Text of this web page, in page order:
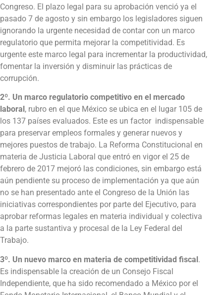
Congreso. El plazo legal para su aprobación venció ya el
pasado 7 de agosto y sin embargo los legisladores siguen
ignorando la urgente necesidad de contar con un marco
regulatorio que permita mejorar la competitividad. Es
urgente este marco legal para incrementar la productividad,
fomentar la inversión y disminuir las prácticas de
corrupción.
2º. Un marco regulatorio competitivo en el mercado
laboral , rubro en el que México se ubica en el lugar 105 de
los 137 países evaluados. Este es un factor indispensable
para preservar empleos formales y generar nuevos y
mejores puestos de trabajo. La Reforma Constitucional en
materia de Justicia Laboral que entró en vigor el 25 de
febrero de 2017 mejoró las condiciones, sin embargo está
aún pendiente su proceso de implementación ya que aún
no se han presentado ante el Congreso de la Unión las
iniciativas correspondientes por parte del Ejecutivo, para
aprobar reformas legales en materia individual y colectiva
a la parte sustantiva y procesal de la Ley Federal del
Trabajo.
3º. Un nuevo marco en materia de competitividad fiscal.
Es indispensable la creación de un Consejo Fiscal
Independiente, que ha sido recomendado a México por el